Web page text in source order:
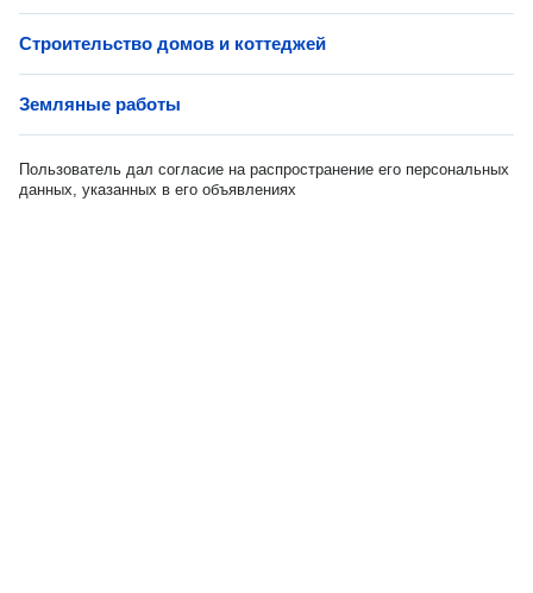
Строительство домов и коттеджей
Земляные работы
Пользователь дал согласие на распространение его персональных
данных, указанных в его объявлениях